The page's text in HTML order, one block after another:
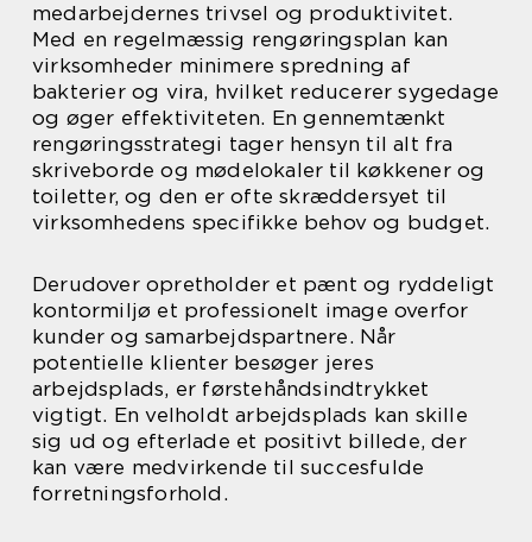
medarbejdernes trivsel og produktivitet.
Med en regelmæssig rengøringsplan kan
virksomheder minimere spredning af
bakterier og vira, hvilket reducerer sygedage
og øger effektiviteten. En gennemtænkt
rengøringsstrategi tager hensyn til alt fra
skriveborde og mødelokaler til køkkener og
toiletter, og den er ofte skræddersyet til
virksomhedens specifikke behov og budget.
Derudover opretholder et pænt og ryddeligt
kontormiljø et professionelt image overfor
kunder og samarbejdspartnere. Når
potentielle klienter besøger jeres
arbejdsplads, er førstehåndsindtrykket
vigtigt. En velholdt arbejdsplads kan skille
sig ud og efterlade et positivt billede, der
kan være medvirkende til succesfulde
forretningsforhold.